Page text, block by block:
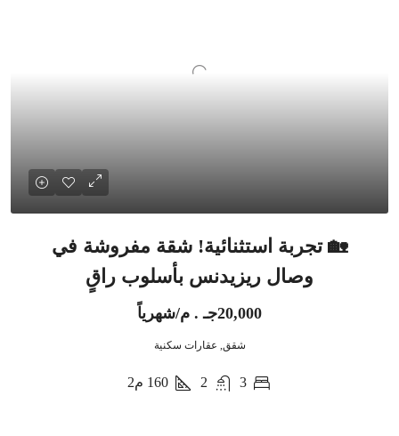
🏡 تجربة استثنائية! شقة مفروشة في
وصال ريزيدنس بأسلوب راقٍ
20,000جـ . م/شهرياً
شقق, عقارات سكنية
3
2
160 م2